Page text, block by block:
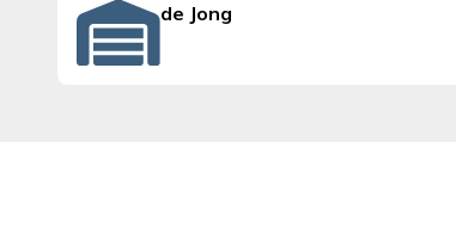
de Jong